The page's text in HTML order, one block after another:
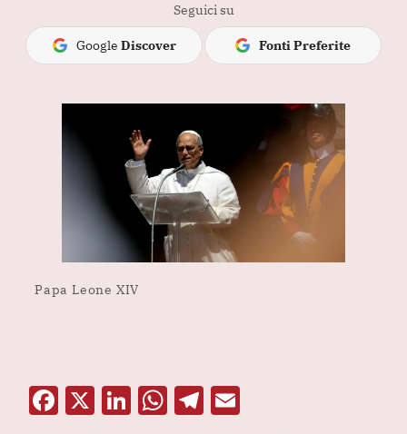
Seguici su
Google Discover Fonti Preferite
Papa Leone XIV
F X Li W T